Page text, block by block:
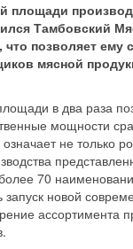
площади
Тамбовский
позволяет ему
мясной
в два раза
мощности
не только
70
запуск новой
ассортимента